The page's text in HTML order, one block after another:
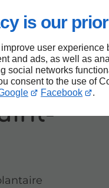
is our
user experience
and ads, as well as
social networks
consent to the use of
Facebook .